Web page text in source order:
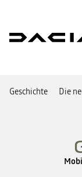
Geschichte Die